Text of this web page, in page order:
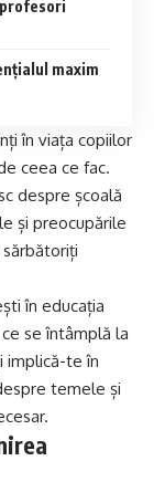
maxim
în viața copiilor
ceea ce fac.
despre școală
și preocupările
în educația
se întâmplă la
implică-te în
temele și